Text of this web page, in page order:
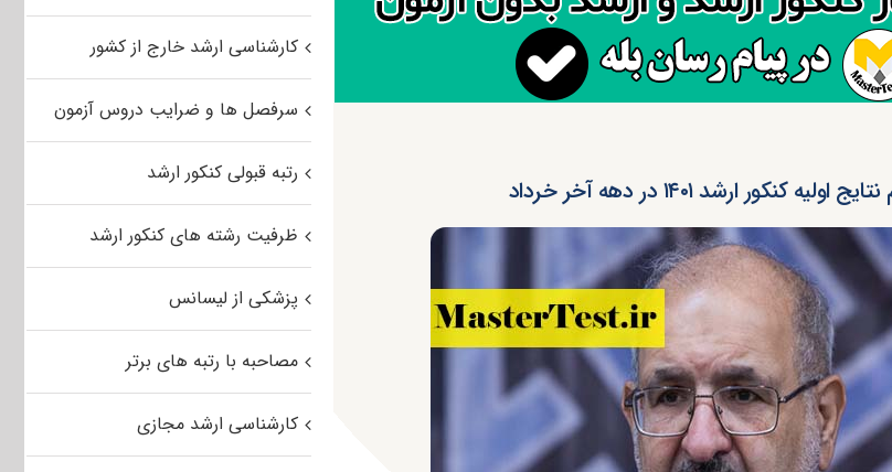
اولیه کنکور ارشد ۱۴۰۱ در دهه آخر خرداد
کارشناسی ارشد خارج از کشور
سرفصل ها و ضرایب دروس آزمون
رتبه قبولی کنکور ارشد
ظرفیت رشته های کنکور ارشد
پزشکی از لیسانس
مصاحبه با رتبه های برتر
کارشناسی ارشد مجازی